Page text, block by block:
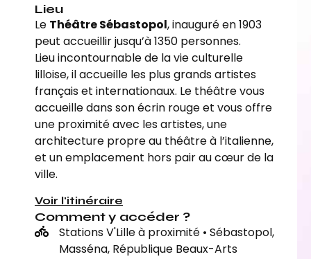
Lieu
Le Théâtre Sébastopol, inauguré en 1903
peut accueillir jusqu’à 1350 personnes.
Lieu incontournable de la vie culturelle
lilloise, il accueille les plus grands artistes
français et internationaux. Le théâtre vous
accueille dans son écrin rouge et vous offre
une proximité avec les artistes, une
architecture propre au théâtre à l’italienne,
et un emplacement hors pair au cœur de la
ville.
Voir l'itinéraire
Comment y accéder ?
Stations V'Lille à proximité • Sébastopol,
Masséna, République Beaux-Arts